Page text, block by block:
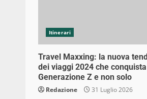
Itinerari
Travel Maxxing: la nuova
dei viaggi 2024 che
Generazione Z e non solo
Redazione 31 Luglio 2026